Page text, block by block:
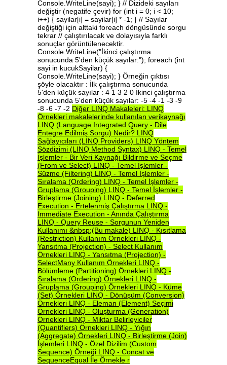
Console.WriteLine(sayi); } // Dizideki sayıları
değiştir (negatife çevir) for (int i = 0; i < 10;
i++) { sayilar[i] = sayilar[i] * -1; } // Sayılar
değiştiği için alttaki foreach döngüsünde sorgu
tekrar // çalıştırılacak ve dolayısıyla farklı
sonuçlar görüntülenecektir.
Console.WriteLine("İkinci çalıştırma
sonucunda 5'den küçük sayılar:"); foreach (int
sayi in kucukSayilar) {
Console.WriteLine(sayi); } Örneğin çıktısı
şöyle olacaktır : İlk çalıştırma sonucunda
5'den küçük sayılar : 4 1 3 2 0 İkinci çalıştırma
sonucunda 5'den küçük sayılar: -5 -4 -1 -3 -9
-8 -6 -7 -2 Diğer LINQ Makaleleri: LINQ
Örnekleri makalelerinde kullanılan verikaynağı
LINQ (Language Integrated Query - Dile
Entegre Edilmiş Sorgu) Nedir? LINQ
Sağlayıcıları (LINQ Providers) LINQ Yöntem
Sözdizimi (LINQ Method Syntax) LINQ - Temel
İşlemler - Bir Veri Kaynağı Bildirme ve Seçme
(From ve Select) LINQ - Temel İşlemler -
Süzme (Filtering) LINQ - Temel İşlemler -
Sıralama (Ordering) LINQ - Temel İşlemler -
Gruplama (Grouping) LINQ - Temel İşlemler -
Birleştirme (Joining) LINQ - Deferred
Execution - Ertelenmiş Çalıştırma LINQ -
Immediate Execution - Anında Çalıştırma
LINQ - Query Reuse - Sorgunun Yeniden
Kullanımı &nbsp;(Bu makale) LINQ - Kısıtlama
(Restriction) Kullanım Örnekleri LINQ -
Yansıtma (Projection) - Select Kullanım
Örnekleri LINQ - Yansıtma (Projection) -
SelectMany Kullanım Örnekleri LINQ -
Bölümleme (Partitioning) Örnekleri LINQ -
Sıralama (Ordering) Örnekleri LINQ -
Gruplama (Grouping) Örnekleri LINQ - Küme
(Set) Örnekleri LINQ - Dönüşüm (Conversion)
Örnekleri LINQ - Eleman (Element) Seçimi
Örnekleri LINQ - Oluşturma (Generation)
Örnekleri LINQ - Miktar Belirleyiciler
(Quantifiers) Örnekleri LINQ - Yığın
(Aggregate) Örnekleri LINQ - Birleştirme (Join)
İşlemleri LINQ - Özel Dizilim (Custom
Sequence) Örneği LINQ - Concat ve
SequenceEqual İle Örnekle r